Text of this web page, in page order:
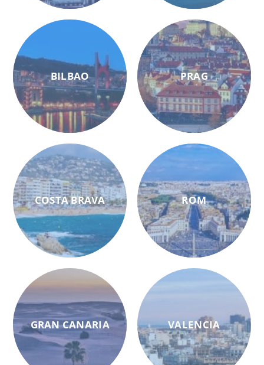
BILBAO
COSTA BRAVA
GRAN CANARIA
PRAG
ROM
VALENCIA